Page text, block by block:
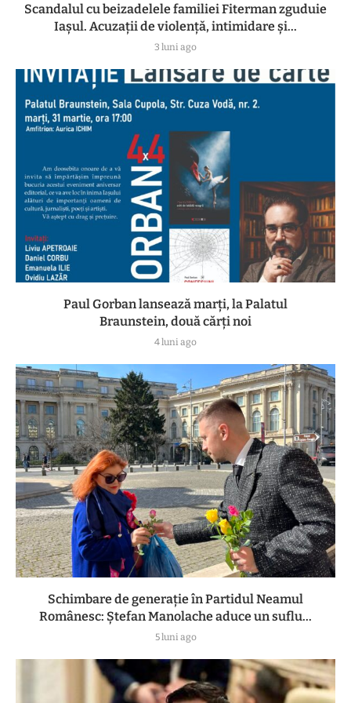
Scandalul cu beizadelele familiei Fiterman zguduie
Iașul. Acuzații de violență, intimidare și...
3 luni ago
Paul Gorban lansează marți, la Palatul
Braunstein, două cărți noi
4 luni ago
Schimbare de generație în Partidul Neamul
Românesc: Ștefan Manolache aduce un suflu...
5 luni ago